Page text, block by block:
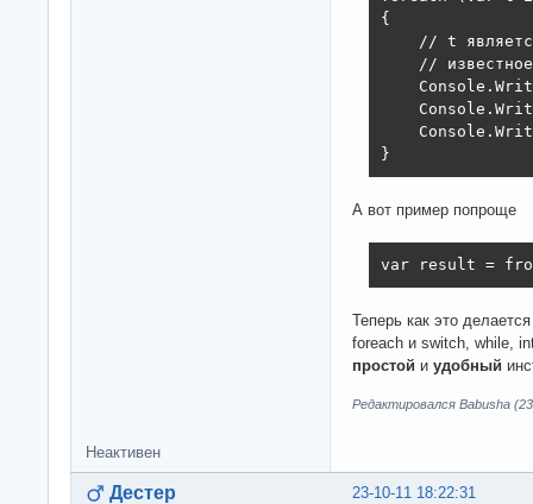
{
// t
//
}
А вот пример попроще
var result =
Теперь как это
foreach и switch, while,
простой и удобный
Редактировался Babusha
Неактивен
23-10-11 18:22:31
Дестер